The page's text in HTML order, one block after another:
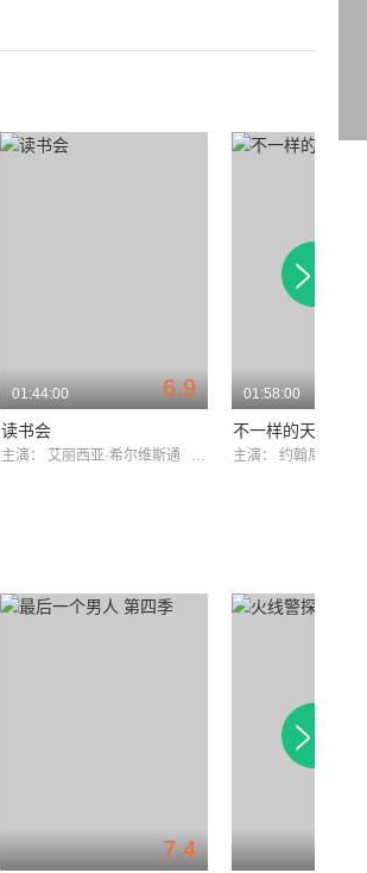
6.9
01:44:00
读书会
主演： 艾丽西亚·希尔维斯通 简·方达
01:58:00
不一样的天空
主演： 约翰尼·德普
7.4